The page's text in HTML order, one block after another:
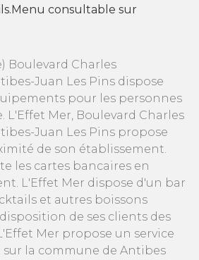
consultable sur
Boulevard Charles
Juan Les Pins dispose
pour les personnes
L'Effet Mer, Boulevard Charles
Juan Les Pins propose
de son établissement.
les cartes bancaires en
L'Effet Mer dispose d'un bar
et autres boissons
de ses clients des
Mer propose un service
la commune de Antibes